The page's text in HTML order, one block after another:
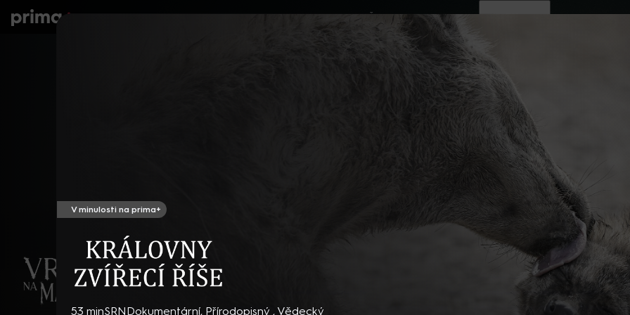
Filmy Děti Zprávy Novinky Živě TV program
V minulosti na prima+
Královny zvířecí říše
53 minSRNDokumentární, Přírodopisný , Vědecký
prima+